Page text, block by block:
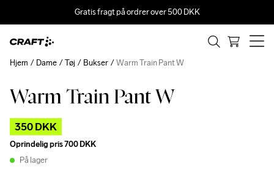
Gratis fragt på ordrer over 500 DKK
Warm Train Pant W
350 DKK
Oprindelig pris700 DKK
På lager
Hjem Dame Tøj Bukser Warm Train Pant W
Outlet Recycled